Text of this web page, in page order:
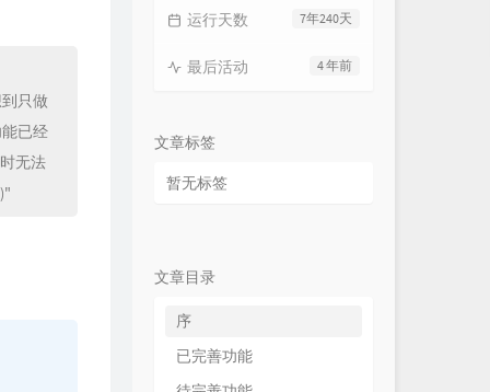
只做
已经
无法
7年240天
运行天数
4 年前
最后活动
文章标签
暂无标签
文章目录
序
已完善功能